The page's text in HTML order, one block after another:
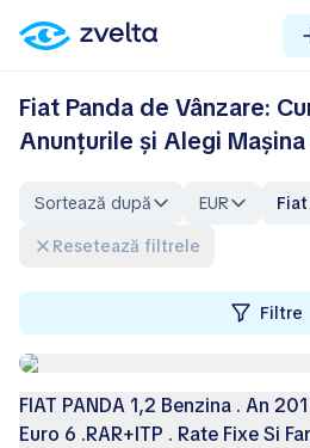
Fiat Panda de Vânzare:
Anunțurile și Alegi
Sortează după EUR
Resetează filtrele
Filtre
FIAT PANDA 1,2 Benzina . An
Euro 6 .RAR+ITP . Rate Fixe Si